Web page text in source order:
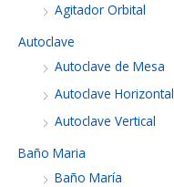
Agitador Orbital
Autoclave
Autoclave de Mesa
Autoclave Horizontal
Autoclave Vertical
Baño Maria
Baño María